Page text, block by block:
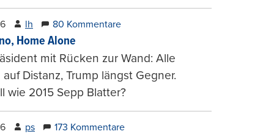
lh 80 Kommentare
Home Alone
mit Rücken zur Wand: Alle
Distanz, Trump längst Gegner.
wie 2015 Sepp Blatter?
ps 173 Kommentare